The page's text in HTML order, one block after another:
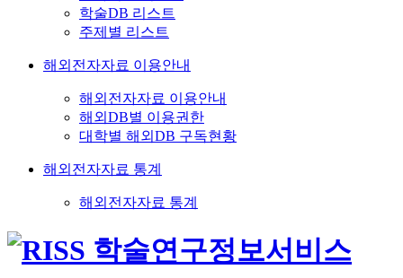
학술DB 리스트
주제별 리스트
해외전자자료 이용안내
해외전자자료 이용안내
해외DB별 이용권한
대학별 해외DB 구독현황
해외전자자료 통계
해외전자자료 통계